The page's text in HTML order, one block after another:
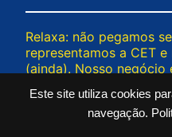
Este site utiliza cookies
navegação.
Relaxa: não pegamos
representamos a CET
(ainda). Nosso
demais! © 2026
direitos reservados.